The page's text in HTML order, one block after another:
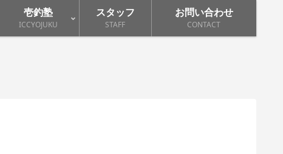
壱釣塾
ICCYOJUKU
スタッフ
STAFF
お問い合わせ
CONTACT